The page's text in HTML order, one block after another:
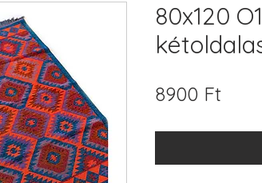
80x120
8900 FtÁr